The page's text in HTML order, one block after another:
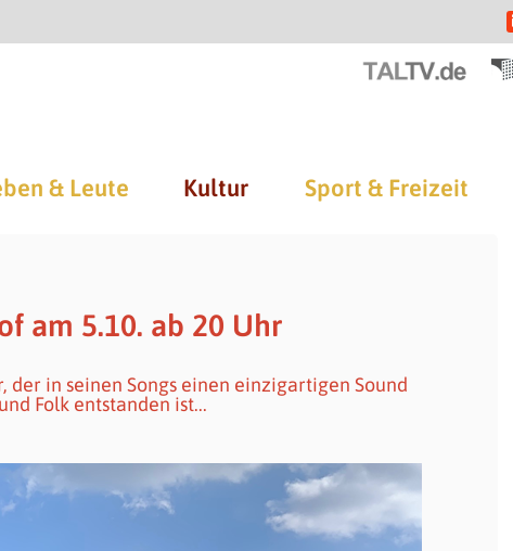
& Leute Kultur Sport & Freizeit
am 5.10. ab 20 Uhr
der in seinen Songs einen einzigartigen Sound
Folk entstanden ist...